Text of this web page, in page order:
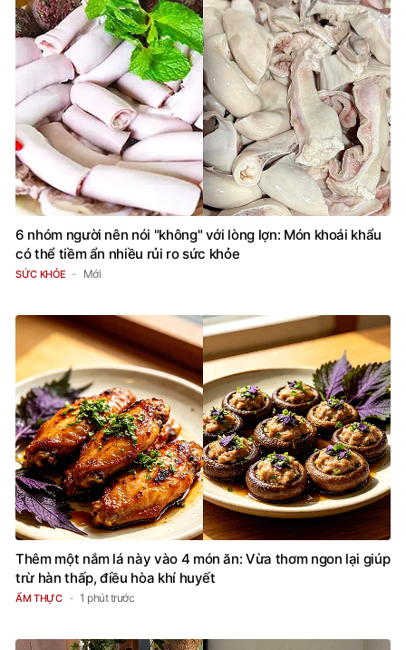
6 nhóm người nên nói "không" với lòng lợn: Món khoái khẩu
có thể tiềm ẩn nhiều rủi ro sức khỏe
SỨC KHỎE Mới
Thêm một nắm lá này vào 4 món ăn: Vừa thơm ngon lại giúp
trừ hàn thấp, điều hòa khí huyết
ẨM THỰC 1 phút trước